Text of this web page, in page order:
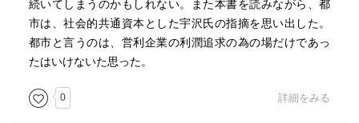
続いてしまうのかもしれない。また本書を読みながら、都
市は、社会的共通資本とした宇沢氏の指摘を思い出した。
都市と言うのは、営利企業の利潤追求の為の場だけであっ
たはいけないた思った。
0 詳細をみる